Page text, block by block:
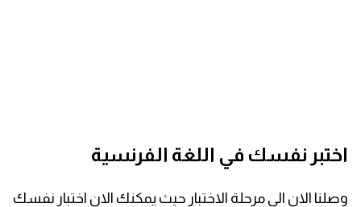
اختبر نفسك في اللغة الفرنسية
وصلنا الان الى مرحلة الاختبار حيث يمكنك الان اختبار نفسك